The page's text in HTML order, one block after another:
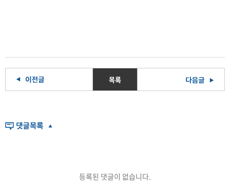
목록
등록된 댓글이 없습니다.